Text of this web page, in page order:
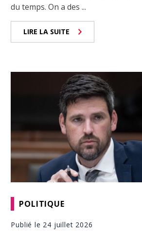
du temps. On a des ...
LIRE LA SUITE
POLITIQUE
Publié le 24 juillet 2026